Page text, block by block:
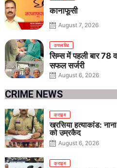
कानाफूसी
August 7, 2026
उपलब्धि
सिम्स में पहली बार 78
सफल सर्जरी
August 6, 2026
CRIME NEWS
क्राइम
खरसिया हत्याकांड:
को उम्रकैद
August 6, 2026
क्राइम